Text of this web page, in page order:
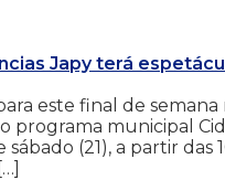
Japy terá
este final de semana
programa municipal
(21), a partir das